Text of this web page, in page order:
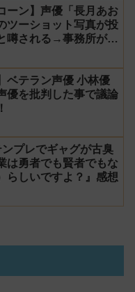
ーン】声優「長月あお
ツーショット写真が投
噂される→事務所が本
ベテラン声優 小林優
優を批判した事で議論
ンプレでギャグが古臭
は勇者でも賢者でもな
らしいですよ？』感想